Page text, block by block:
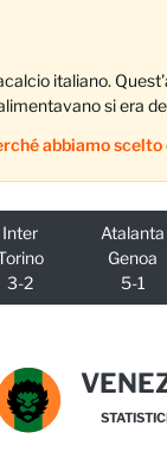
italiano.
si era
abbiamo
Inter
3-2
Atalanta
Genoa
5-1